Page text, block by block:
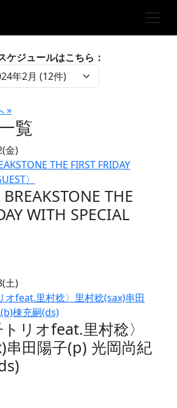
ケジュールはこちら：
»
覧
金)
BREAKSTONE THE
WITH SPECIAL
土)
トリオfeat.里村稔〉
串田陽子(p) 光岡尚紀